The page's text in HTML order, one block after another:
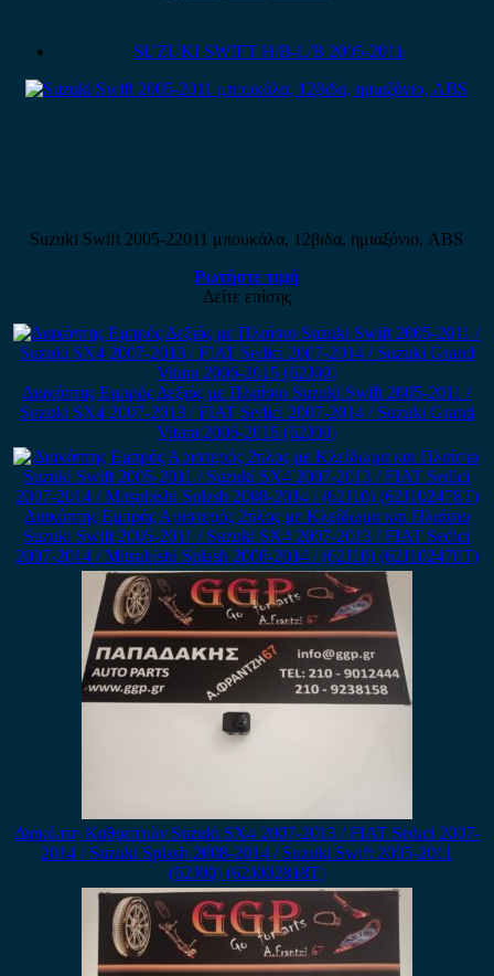
SUZUKI SWIFT H/B-L/B 2005-2011
Suzuki Swift 2005-22011 μπουκάλα, 12βιδα, ημιαξόνιο, ABS
Ρωτήστε τιμή
Δείτε επίσης
Διακόπτης Εμπρός Δεξιός με Πλαίσιο Suzuki Swift 2005-2011 /
Suzuki SX4 2007-2013 / FIAT Sedici 2007-2014 / Suzuki Grand
Vitara 2006-2015 (62J00)
Διακόπτης Εμπρός Αριστερός 2πλος με Κλείδωμα και Πλαίσιο
Suzuki Swift 2005-2011 / Suzuki SX4 2007-2013 / FIAT Sedici
2007-2014 / Mitsubishi Splash 2008-2014 / (62J10) (62J102478T)
Διακόπτη Καθρεπτών Suzuki SX4 2007-2013 / FIAT Sedici 2007-
2014 / Suzuki Splash 2008-2014 / Suzuki Swift 2005-2011
(62J00) (62J002818T)